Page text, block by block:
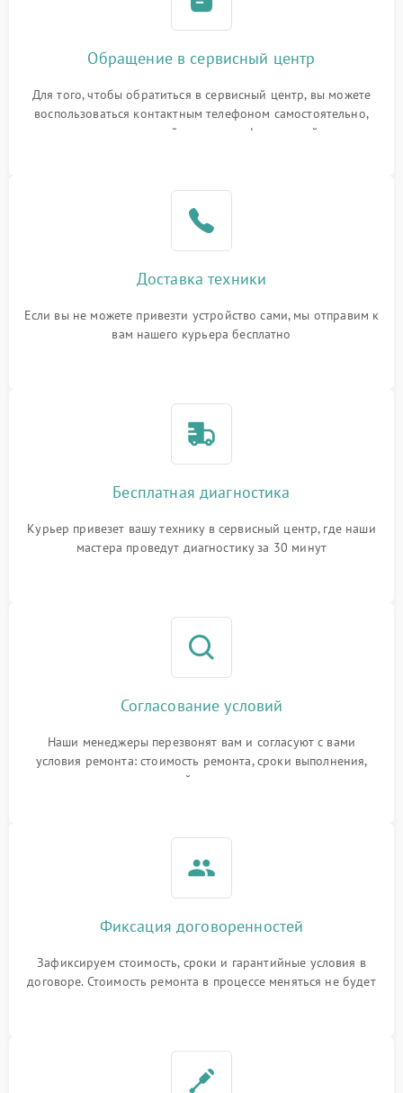
Обращение в сервисный центр
Для того, чтобы обратиться в сервисный центр, вы можете
воспользоваться контактным телефоном самостоятельно,
или оставить свой номер телефона на сайте
Доставка техники
Если вы не можете привезти устройство сами, мы отправим к
вам нашего курьера бесплатно
Бесплатная диагностика
Курьер привезет вашу технику в сервисный центр, где наши
мастера проведут диагностику за 30 минут
Согласование условий
Наши менеджеры перезвонят вам и согласуют с вами
условия ремонта: стоимость ремонта, сроки выполнения,
гарантийные условия
Фиксация договоренностей
Зафиксируем стоимость, сроки и гарантийные условия в
договоре. Стоимость ремонта в процессе меняться не будет